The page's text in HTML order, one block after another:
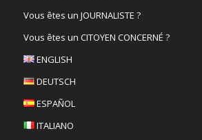
Vous êtes un JOURNALISTE ?
Vous êtes un CITOYEN CONCERNÉ ?
ENGLISH
DEUTSCH
ESPAÑOL
ITALIANO